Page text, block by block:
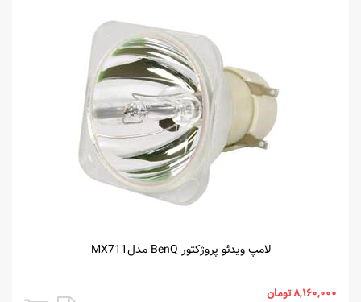
لامپ ویدئو پروژکتور BenQ مدلMX711